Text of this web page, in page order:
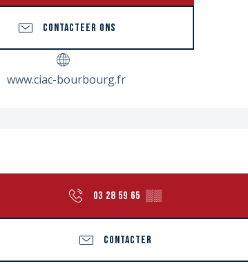
CONTACTEER ONS
www.ciac-bourbourg.fr
03 28 59 65 ▒▒
CONTACTER